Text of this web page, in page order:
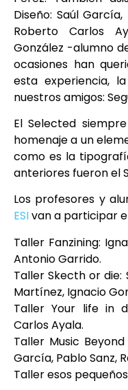
Diseño: Saúl
Roberto Carlos
González -alumno
ocasiones han
esta experiencia,
nuestros amigos:
El Selected
homenaje a un
como es la
anteriores fueron el
Los profesores y
ESIvan a participar
Taller Fanzining:
Antonio Garrido.
Taller Skecth or die:
Martínez, Ignacio
Taller Your life in
Carlos Ayala.
Taller Music
García, Pablo Sanz,
Taller esos